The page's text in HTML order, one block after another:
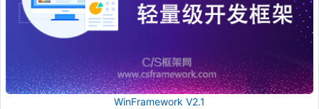
WinFramework V2.1